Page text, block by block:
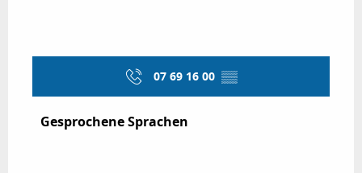
07 69 16 00 ▒▒
Gesprochene Sprachen
Gesprochene Sprachen